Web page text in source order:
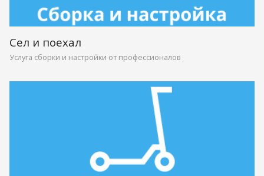
Сел и поехал
Услуга сборки и настройки от профессионалов